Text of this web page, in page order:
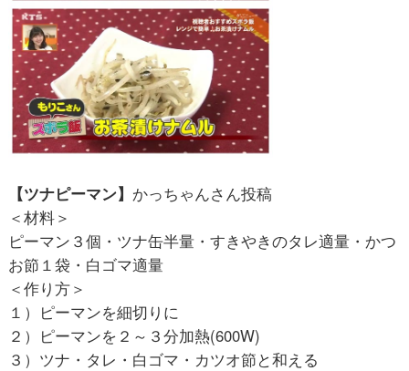
【ツナピーマン】 かっちゃんさん投稿
＜材料＞
ピーマン３個・ツナ缶半量・すきやきのタレ適量・かつ
お節１袋・白ゴマ適量
＜作り方＞
１）ピーマンを細切りに
２）ピーマンを２～３分加熱(600W)
３）ツナ・タレ・白ゴマ・カツオ節と和える